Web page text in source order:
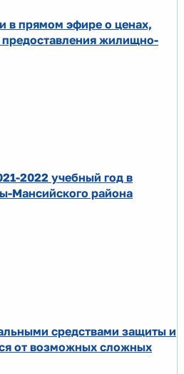
в прямом эфире о ценах,
предоставления жилищно-
2022 учебный год в
Мансийского района
средствами защиты и
от возможных сложных